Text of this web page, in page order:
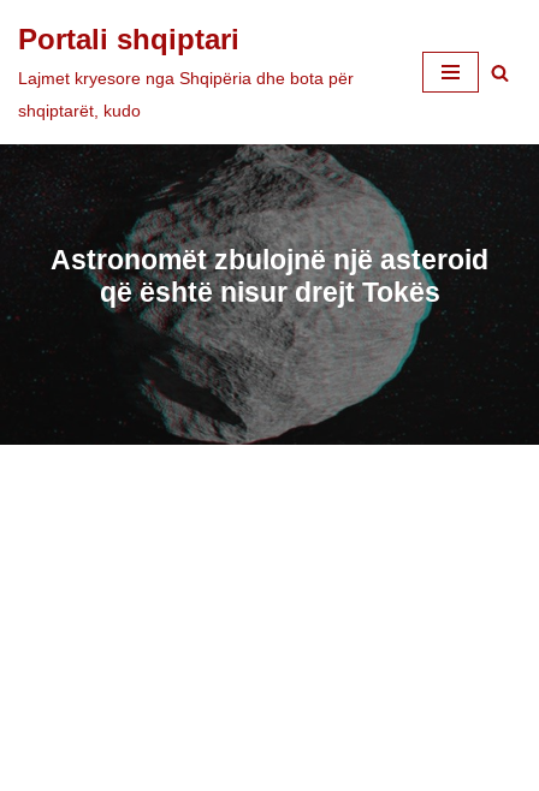
Skip
to
Portali shqiptari
Lajmet kryesore nga Shqipëria dhe bota për
shqiptarët, kudo
Astronomët zbulojnë një asteroid
që është nisur drejt Tokës